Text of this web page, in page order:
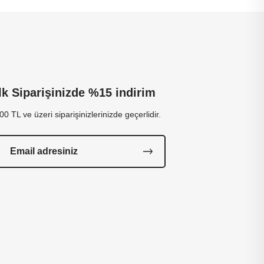
Siparişinizde %15 indirim
TL ve üzeri siparişinizlerinizde geçerlidir.